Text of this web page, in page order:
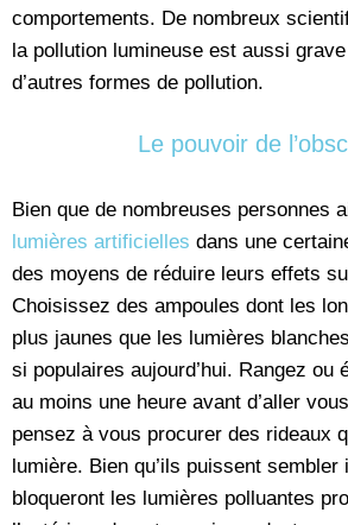
comportements. De nombreux
la pollution lumineuse est aussi
d’autres formes de pollution.
Le pouvoir de
Bien que de nombreuses personnes
lumières artificielles dans une
des moyens de réduire leurs effets
Choisissez des ampoules dont les
plus jaunes que les lumières
si populaires aujourd’hui. Rangez ou
au moins une heure avant d’aller
pensez à vous procurer des rideaux
lumière. Bien qu’ils puissent sembler
bloqueront les lumières polluantes